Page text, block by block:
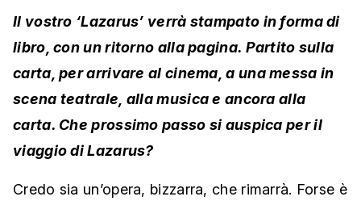
Il vostro ‘Lazarus’ verrà stampato in forma di
libro, con un ritorno alla pagina. Partito sulla
carta, per arrivare al cinema, a una messa in
scena teatrale, alla musica e ancora alla
carta. Che prossimo passo si auspica per il
viaggio di Lazarus?
Credo sia un’opera, bizzarra, che rimarrà. Forse è